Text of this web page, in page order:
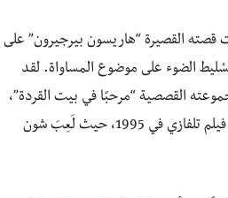
القصيرة “هاريسون بيرجيرون” على
الضوء على موضوع المساواة. لقد
وهي متاحة حاليًا ضمن مجموعته القصصية “مرحبًا في بيت القردة”،
كما أن مقطعًا من مسرحية “بين الوقت وتمبكتو” مُقتبَسًا منها، وتم تحويلها إلى فيلم تلفازي في 1995، حيث لَعِبَ شون